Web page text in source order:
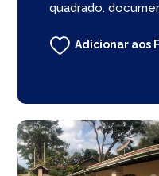
quadrado.
Adicionar aos